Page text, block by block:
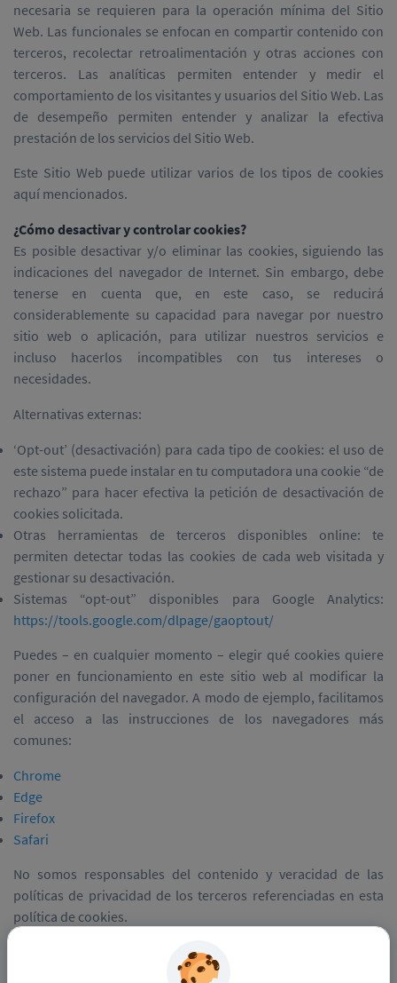
necesaria se requieren para la operación mínima del Sitio
Web. Las funcionales se enfocan en compartir contenido con
terceros, recolectar retroalimentación y otras acciones con
terceros. Las analíticas permiten entender y medir el
comportamiento de los visitantes y usuarios del Sitio Web. Las
de desempeño permiten entender y analizar la efectiva
prestación de los servicios del Sitio Web.
Este Sitio Web puede utilizar varios de los tipos de cookies
aquí mencionados.
¿Cómo desactivar y controlar cookies?
Es posible desactivar y/o eliminar las cookies, siguiendo las
indicaciones del navegador de Internet. Sin embargo, debe
tenerse en cuenta que, en este caso, se reducirá
considerablemente su capacidad para navegar por nuestro
sitio web o aplicación, para utilizar nuestros servicios e
incluso hacerlos incompatibles con tus intereses o
necesidades.
Alternativas externas:
‘Opt-out’ (desactivación) para cada tipo de cookies: el uso de
este sistema puede instalar en tu computadora una cookie “de
rechazo” para hacer efectiva la petición de desactivación de
cookies solicitada.
Otras herramientas de terceros disponibles online: te
permiten detectar todas las cookies de cada web visitada y
gestionar su desactivación.
Sistemas “opt-out” disponibles para Google Analytics:
https://tools.google.com/dlpage/gaoptout/
Puedes – en cualquier momento – elegir qué cookies quiere
poner en funcionamiento en este sitio web al modificar la
configuración del navegador. A modo de ejemplo, facilitamos
el acceso a las instrucciones de los navegadores más
comunes:
Chrome
Edge
Firefox
Safari
No somos responsables del contenido y veracidad de las
políticas de privacidad de los terceros referenciadas en esta
política de cookies.
¿Cuándo se actualiza esta política de cookies?
Podemos modificar esta Política de Cookies para cumplir con